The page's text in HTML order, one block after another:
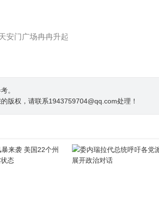
安门广场冉冉升起
。
版权，请联系1943759704@qq.com处理！